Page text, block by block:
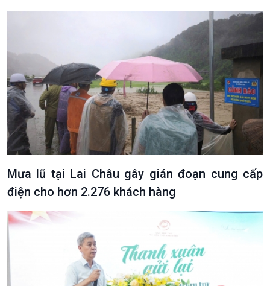
Mưa lũ tại Lai Châu gây gián đoạn cung cấp
điện cho hơn 2.276 khách hàng